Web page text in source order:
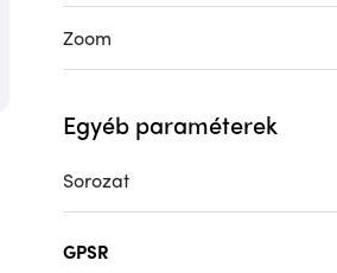
Zoom
Egyéb paraméterek
Sorozat
GPSR